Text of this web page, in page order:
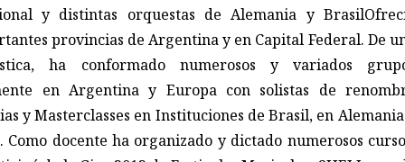
y distintas orquestas de Alemania y
provincias de Argentina y en Capital Federal. De
ha conformado numerosos y variados
en Argentina y Europa con solistas de
y Masterclasses en Instituciones de Brasil, en
docente ha organizado y dictado numerosos